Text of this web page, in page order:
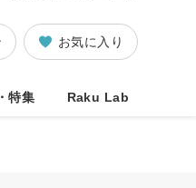
お気に入り
特集 Raku Lab